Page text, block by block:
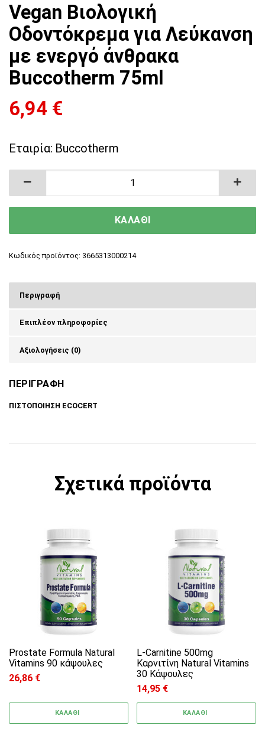
Vegan Βιολογική
Οδοντόκρεμα για Λεύκανση
με ενεργό άνθρακα
Buccotherm 75ml
6,94 €
Εταιρία: Buccotherm
Vegan Βιολογική Οδοντόκρεμα για
ΚΑΛΑΘΙ
Κωδικός προϊόντος: 3665313000214
Περιγραφή
Επιπλέον πληροφορίες
Αξιολογήσεις (0)
ΠΕΡΙΓΡΑΦΗ
ΠΙΣΤΟΠΟΙΗΣΗ ECOCERT
Σχετικά προϊόντα
Prostate Formula Natural
Vitamins 90 κάψουλες
26,86 €
ΚΑΛΑΘΙ
L-Carnitine 500mg
Καρνιτίνη Natural Vitamins
30 Κάψουλες
14,95 €
ΚΑΛΑΘΙ